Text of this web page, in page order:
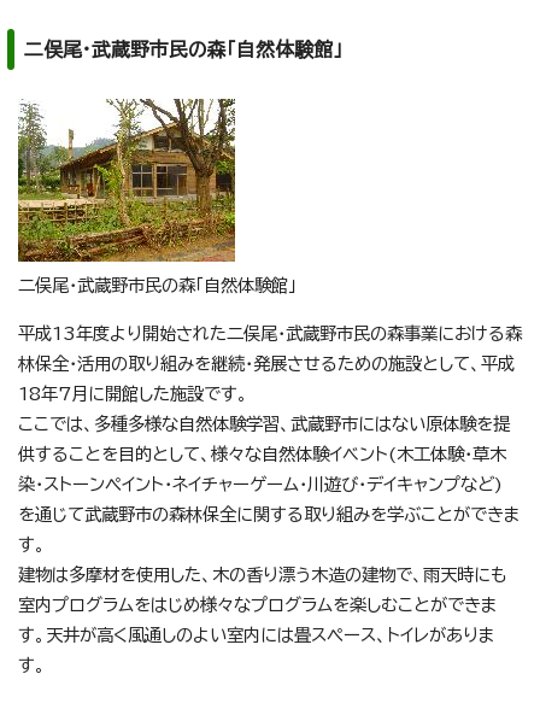
二俣尾・武蔵野市民の森「自然体験館」
二俣尾・武蔵野市民の森「自然体験館」
平成13年度より開始された二俣尾・武蔵野市民の森事業における森
林保全・活用の取り組みを継続・発展させるための施設として、平成
18年7月に開館した施設です。
ここでは、多種多様な自然体験学習、武蔵野市にはない原体験を提
供することを目的として、様々な自然体験イベント(木工体験・草木
染・ストーンペイント・ネイチャーゲーム・川遊び・デイキャンプなど)
を通じて武蔵野市の森林保全に関する取り組みを学ぶことができま
す。
建物は多摩材を使用した、木の香り漂う木造の建物で、雨天時にも
室内プログラムをはじめ様々なプログラムを楽しむことができま
す。天井が高く風通しのよい室内には畳スペース、トイレがありま
す。